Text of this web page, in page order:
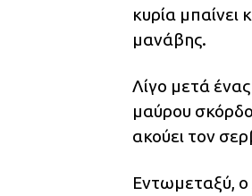
κυρία μπαίνει
μανάβης.
Λίγο μετά
μαύρου
ακούει τον
Εντωμεταξύ, ο